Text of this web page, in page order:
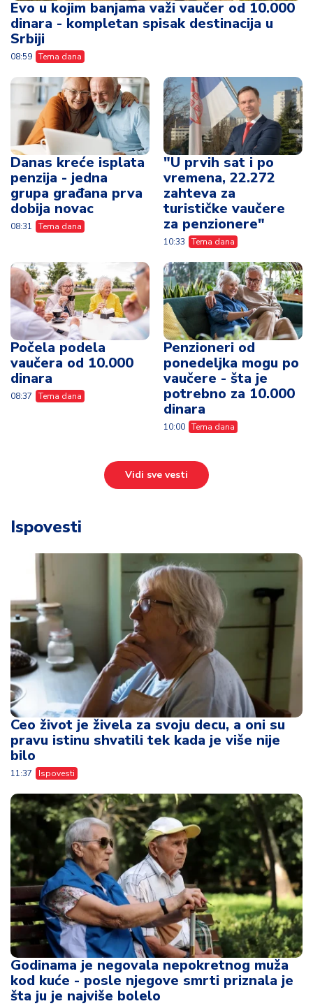
Evo u kojim banjama važi vaučer od 10.000
dinara - kompletan spisak destinacija u
Srbiji
08:59 Tema dana
Danas kreće isplata
penzija - jedna
grupa građana prva
dobija novac
08:31 Tema dana
"U prvih sat i po
vremena, 22.272
zahteva za
turističke vaučere
za penzionere"
10:33 Tema dana
Počela podela
vaučera od 10.000
dinara
08:37 Tema dana
Penzioneri od
ponedeljka mogu po
vaučere - šta je
potrebno za 10.000
dinara
10:00 Tema dana
Vidi sve vesti
Ispovesti
Ceo život je živela za svoju decu, a oni su
pravu istinu shvatili tek kada je više nije
bilo
11:37 Ispovesti
Godinama je negovala nepokretnog muža
kod kuće - posle njegove smrti priznala je
šta ju je najviše bolelo